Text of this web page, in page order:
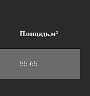
Площадь,м²
55-65